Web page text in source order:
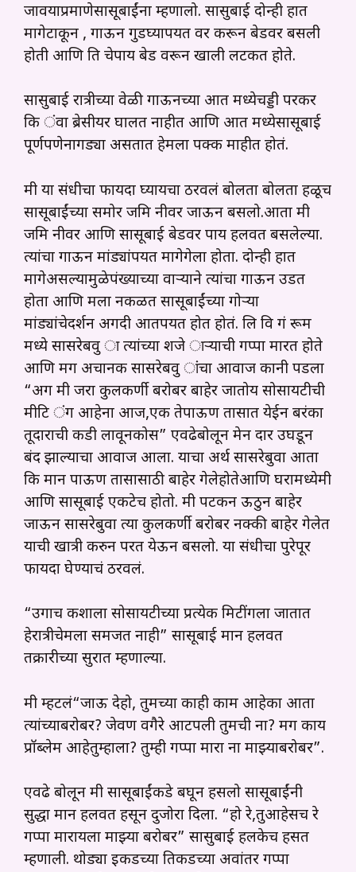
जावयाप्रमाणेसासूबाईंना म्हणालो. सासुबाई दोन्ही हात
मागेटाकून , गाऊन गुडघ्यापर्यंत वर करून बेडवर बसली
होती आणि ति चेपाय बेड वरून खाली लटकत होते.
सासुबाई रात्रीच्या वेळी गाऊनच्या आत मध्येचड्डी परकर
कि ंवा ब्रेसीयर घालत नाहीत आणि आत मध्येसासूबाई
पूर्णपणेनागड्या असतात हेमला पक्क माहीत होतं.
मी या संधीचा फायदा घ्यायचा ठरवलं बोलता बोलता हळूच
सासूबाईंच्या समोर जमि नीवर जाऊन बसलो.आता मी
जमि नीवर आणि सासूबाई बेडवर पाय हलवत बसलेल्या.
त्यांचा गाऊन मांड्यांपर्यंत मागेगेला होता. दोन्ही हात
मागेअसल्यामुळेपंख्याच्या वाऱ्याने त्यांचा गाऊन उडत
होता आणि मला नकळत सासूबाईंच्या गोऱ्या
मांड्यांचेदर्शन अगदी आतपर्यंत होत होतं. लि वि गं रूम
मध्ये सासरेबवु ा त्यांच्या शजे ाऱ्याची गप्पा मारत होते
आणि मग अचानक सासरेबवु ांचा आवाज कानी पडला
“अग मी जरा कुलकर्णी बरोबर बाहेर जातोय सोसायटीची
मीटि ंग आहेना आज,एक तेपाऊण तासात येईन बरंका
तूदाराची कडी लावूनकोस” एवढेबोलून मेन दार उघडून
बंद झाल्याचा आवाज आला. याचा अर्थ सासरेबुवा आता
कि मान पाऊण तासासाठी बाहेर गेलेहोतेआणि घरामध्येमी
आणि सासूबाई एकटेच होतो. मी पटकन ऊठुन बाहेर
जाऊन सासरेबुवा त्या कुलकर्णी बरोबर नक्की बाहेर गेलेत
याची खात्री करुन परत येऊन बसलो. या संधीचा पुरेपूर
फायदा घेण्याचं ठरवलं.
“उगाच कशाला सोसायटीच्या प्रत्येक मिटींगला जातात
हेरात्रीचेमला समजत नाही” सासूबाई मान हलवत
तक्रारीच्या सुरात म्हणाल्या.
मी म्हटलं“जाऊ देहो, तुमच्या काही काम आहेका आता
त्यांच्याबरोबर? जेवण वगैरे आटपली तुमची ना? मग काय
प्रॉब्लेम आहेतुम्हाला? तुम्ही गप्पा मारा ना माझ्याबरोबर”.
एवढे बोलून मी सासूबाईंकडे बघून हसलो सासूबाईंनी
सुद्धा मान हलवत हसून दुजोरा दिला. “हो रे,तुआहेसच रे
गप्पा मारायला माझ्या बरोबर” सासुबाई हलकेच हसत
म्हणाली. थोड्या इकडच्या तिकडच्या अवांतर गप्पा